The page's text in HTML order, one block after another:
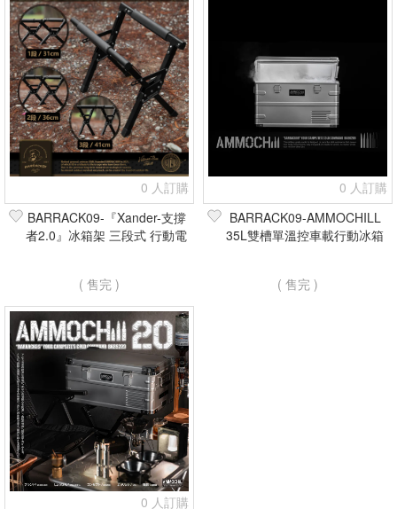
0 人訂購
BARRACK09-『Xander-支撐
者2.0』冰箱架 三段式 行動電
( 售完 )
0 人訂購
BARRACK09-AMMOCHILL
35L雙槽單溫控車載行動冰箱
( 售完 )
0 人訂購